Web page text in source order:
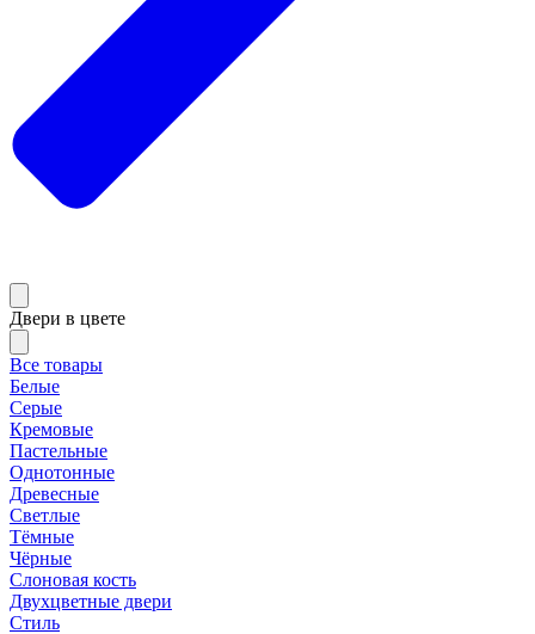
Двери в цвете
Все товары
Белые
Серые
Кремовые
Пастельные
Однотонные
Древесные
Светлые
Тёмные
Чёрные
Слоновая кость
Двухцветные двери
Стиль